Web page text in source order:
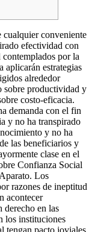
conveniente
efectividad con
contemplados por la
aplicarán estrategias
alrededor
sobre productividad y
costo-eficacia.
demanda con el fin
y no ha transpirado
y no ha
las beneficiarios y
clase en el
Confianza Social
Los
razones de ineptitud
acontecer
derecho en las
los instituciones
tengan pacto joviales